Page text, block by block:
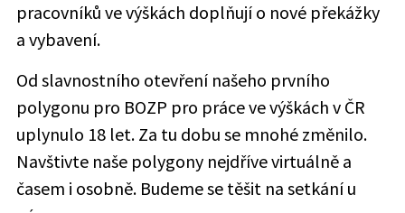
pracovníků ve výškách doplňují o nové překážky
a vybavení.
Od slavnostního otevření našeho prvního
polygonu pro BOZP pro práce ve výškách v ČR
uplynulo 18 let. Za tu dobu se mnohé změnilo.
Navštivte naše polygony nejdříve virtuálně a
časem i osobně. Budeme se těšit na setkání u